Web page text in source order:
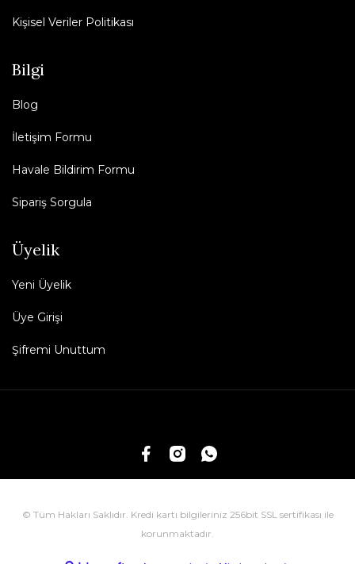
Kişisel Veriler Politikası
Bilgi
Blog
İletişim Formu
Havale Bildirim Formu
Sipariş Sorgula
Üyelik
Yeni Üyelik
Üye Girişi
Şifremi Unuttum
© Tüm Hakları Saklıdır. Kredi kartı bilgileriniz 256bit SSL sertifikası ile
korunmaktadır.